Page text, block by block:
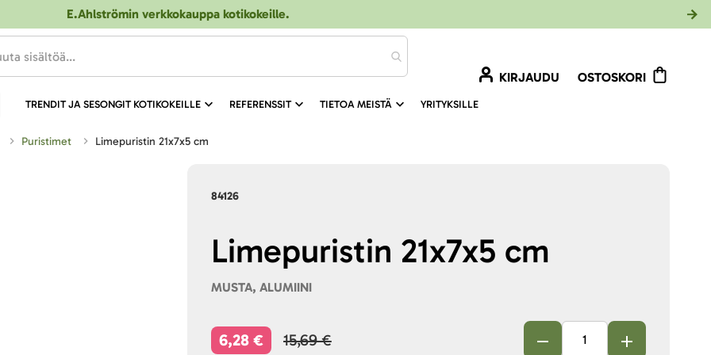
E.Ahlströmin verkkokauppa kotikokeille.
KIRJAUDU
OSTOSKORI
TRENDIT JA SESONGIT KOTIKOKEILLE REFERENSSIT TIETOA MEISTÄ YRITYKSILLE
Puristimet Limepuristin 21x7x5 cm
84126
Limepuristin 21x7x5 cm
MUSTA, ALUMIINI
6,28 € 15,69 €